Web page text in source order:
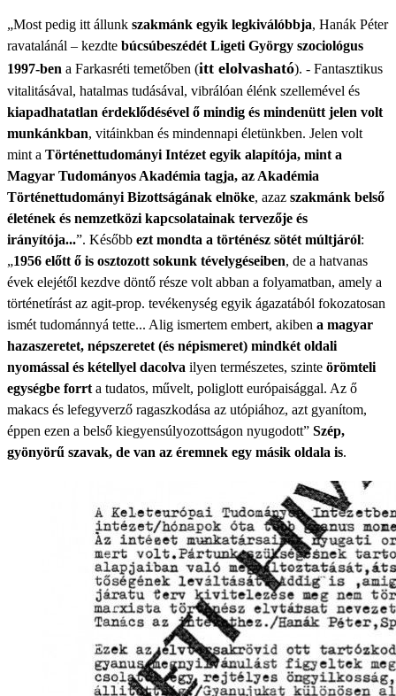
„Most pedig itt állunk szakmánk egyik legkiválóbbja, Hanák Péter
ravatalánál – kezdte búcsúbeszédét Ligeti György szociológus
1997-ben a Farkasréti temetőben (itt elolvasható). - Fantasztikus
vitalitásával, hatalmas tudásával, vibrálóan élénk szellemével és
kiapadhatatlan érdeklődésével ő mindig és mindenütt jelen volt
munkánkban, vitáinkban és mindennapi életünkben. Jelen volt
mint a Történettudományi Intézet egyik alapítója, mint a
Magyar Tudományos Akadémia tagja, az Akadémia
Történettudományi Bizottságának elnöke, azaz szakmánk belső
életének és nemzetközi kapcsolatainak tervezője és
irányítója...”. Később ezt mondta a történész sötét múltjáról:
„1956 előtt ő is osztozott sokunk tévelygéseiben, de a hatvanas
évek elejétől kezdve döntő része volt abban a folyamatban, amely a
történetírást az agit-prop. tevékenység egyik ágazatából fokozatosan
ismét tudománnyá tette... Alig ismertem embert, akiben a magyar
hazaszeretet, népszeretet (és népismeret) mindkét oldali
nyomással és kétellyel dacolva ilyen természetes, szinte örömteli
egységbe forrt a tudatos, művelt, poliglott európaisággal. Az ő
makacs és lefegyverző ragaszkodása az utópiához, azt gyanítom,
éppen ezen a belső kiegyensúlyozottságon nyugodott” Szép,
gyönyörű szavak, de van az éremnek egy másik oldala is.